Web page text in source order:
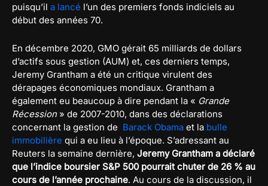
puisqu’il a lancé l’un des premiers fonds indiciels au
début des années 70.
En décembre 2020, GMO gérait 65 milliards de dollars
d’actifs sous gestion (AUM) et, ces derniers temps,
Jeremy Grantham a été un critique virulent des
dérapages économiques mondiaux. Grantham a
également eu beaucoup à dire pendant la « Grande
Récession» de 2007-2010, dans des déclarations
concernant la gestion de Barack Obama et la bulle
immobilière qui a eu lieu à l’époque. S’adressant au
Reuters la semaine dernière, Jeremy Grantham a déclaré
que l’indice boursier S&P 500 pourrait chuter de 26 % au
cours de l’année prochaine. Au cours de la discussion, il